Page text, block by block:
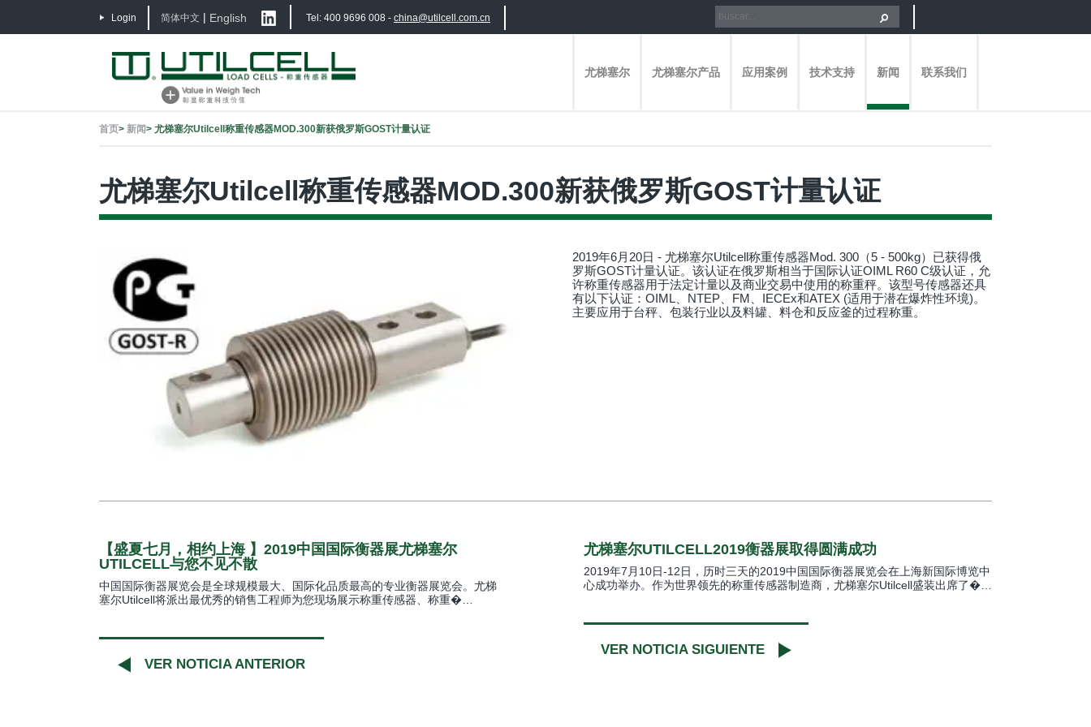
Login 简体中文 | English Tel: 400 9696 008 - china@utilcell.com.cn
尤梯塞尔 尤梯塞尔产品 应用案例 技术支持 新闻 联系我们
首页> 新闻> 尤梯塞尔Utilcell称重传感器MOD.300新获俄罗斯GOST计量认证
尤梯塞尔Utilcell称重传感器MOD.300新获俄罗斯GOST计量认证
2019年6月20日 - 尤梯塞尔Utilcell称重传感器Mod. 300（5 - 500kg）已获得俄
罗斯GOST计量认证。该认证在俄罗斯相当于国际认证OIML R60 C级认证，允
许称重传感器用于法定计量以及商业交易中使用的称重秤。该型号传感器还具
有以下认证：OIML、NTEP、FM、IECEx和ATEX (适用于潜在爆炸性环境)。
主要应用于台秤、包装行业以及料罐、料仓和反应釜的过程称重。
【盛夏七月，相约上海 】2019中国国际衡器展尤梯塞尔
UTILCELL与您不见不散
中国国际衡器展览会是全球规模最大、国际化品质最高的专业衡器展览会。尤梯
塞尔Utilcell将派出最优秀的销售工程师为您现场展示称重传感器、称重�…
VER NOTICIA ANTERIOR
尤梯塞尔UTILCELL2019衡器展取得圆满成功
2019年7月10日-12日，历时三天的2019中国国际衡器展览会在上海新国际博览中
心成功举办。作为世界领先的称重传感器制造商，尤梯塞尔Utilcell盛装出席了�…
VER NOTICIA SIGUIENTE